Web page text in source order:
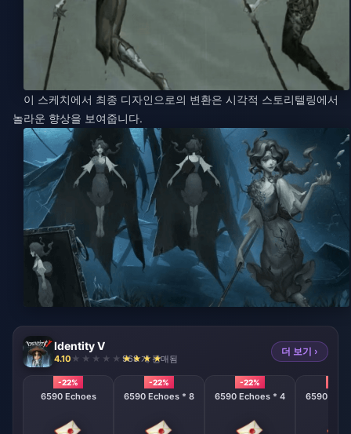
이 스케치에서 최종 디자인으로의 변환은 시각적 스토리텔링에서
놀라운 향상을 보여줍니다.
Identity V
4.10 968 개 판매됨
더 보기 ›
-22%
6590 Echoes
-22%
6590 Echoes * 8
-22%
6590 Echoes * 4 6590